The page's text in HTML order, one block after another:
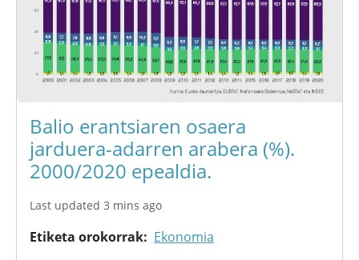
Balio erantsiaren osaera
jarduera-adarren arabera (%).
2000/2020 epealdia.
Last updated 3 mins ago
Etiketa orokorrak Ekonomia